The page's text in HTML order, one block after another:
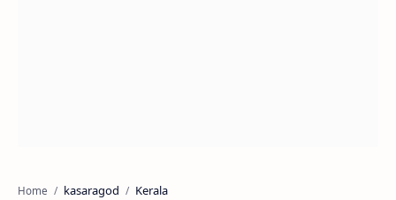
Home kasaragod Kerala